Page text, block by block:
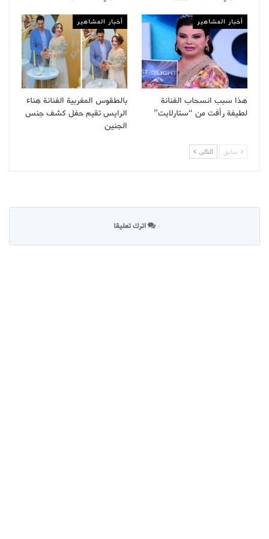
أخبار المشاهير
هذا سبب انسحاب الفنانة
لطيفة رأفت من “ستارلايت”
أخبار المشاهير
بالطقوس المغربية الفنانة هناء
الرايس تقيم حفل كشف جنس
الجنين
سابق التالى
اترك تعليقا